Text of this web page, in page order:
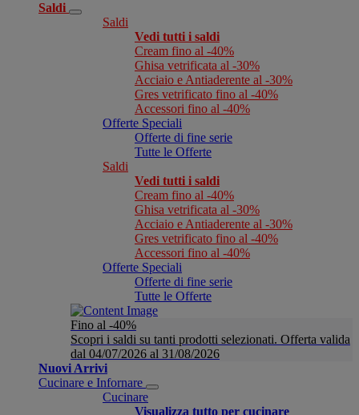
Saldi
Saldi
Vedi tutti i saldi
Cream fino al -40%
Ghisa vetrificata al -30%
Acciaio e Antiaderente al -30%
Gres vetrificato fino al -40%
Accessori fino al -40%
Offerte Speciali
Offerte di fine serie
Tutte le Offerte
Saldi
Vedi tutti i saldi
Cream fino al -40%
Ghisa vetrificata al -30%
Acciaio e Antiaderente al -30%
Gres vetrificato fino al -40%
Accessori fino al -40%
Offerte Speciali
Offerte di fine serie
Tutte le Offerte
Fino al -40%
Scopri i saldi su tanti prodotti selezionati. Offerta valida
dal 04/07/2026 al 31/08/2026
Nuovi Arrivi
Cucinare e Infornare
Cucinare
Visualizza tutto per cucinare